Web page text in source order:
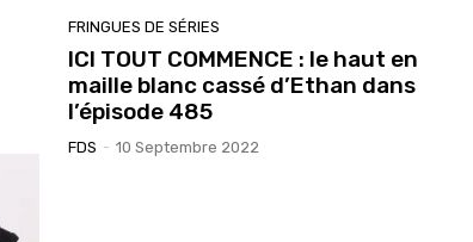
FRINGUES DE SÉRIES
ICI TOUT COMMENCE : le haut en
maille blanc cassé d’Ethan dans
l’épisode 485
FDS - 10 Septembre 2022